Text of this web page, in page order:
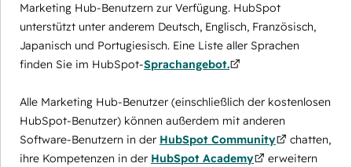
Marketing Hub-Benutzern zur Verfügung. HubSpot
unterstützt unter anderem Deutsch, Englisch, Französisch,
Japanisch und Portugiesisch. Eine Liste aller Sprachen
finden Sie im HubSpot-Sprachangebot.
Alle Marketing Hub-Benutzer (einschließlich der kostenlosen
HubSpot-Benutzer) können außerdem mit anderen
Software-Benutzern in der HubSpot Community
chatten,
ihre Kompetenzen in der HubSpot Academy
erweitern